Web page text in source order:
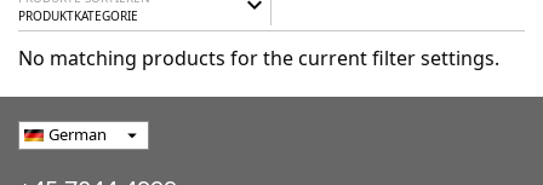
PRODUKTKATEGORIE
No matching products for the current filter settings.
German arrow_drop_down